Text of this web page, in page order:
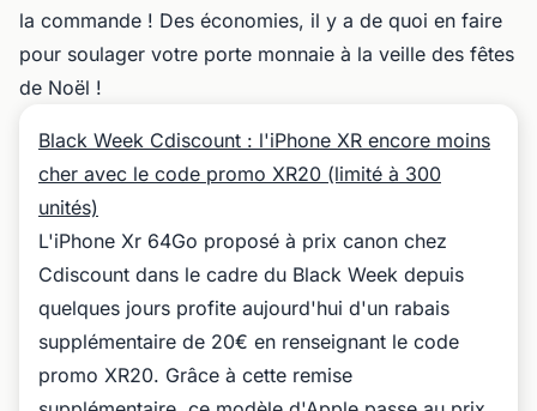
la commande ! Des économies, il y a de quoi en faire
pour soulager votre porte monnaie à la veille des fêtes
de Noël !
Black Week Cdiscount : l'iPhone XR encore moins
cher avec le code promo XR20 (limité à 300
unités)
L'iPhone Xr 64Go proposé à prix canon chez
Cdiscount dans le cadre du Black Week depuis
quelques jours profite aujourd'hui d'un rabais
supplémentaire de 20€ en renseignant le code
promo XR20. Grâce à cette remise